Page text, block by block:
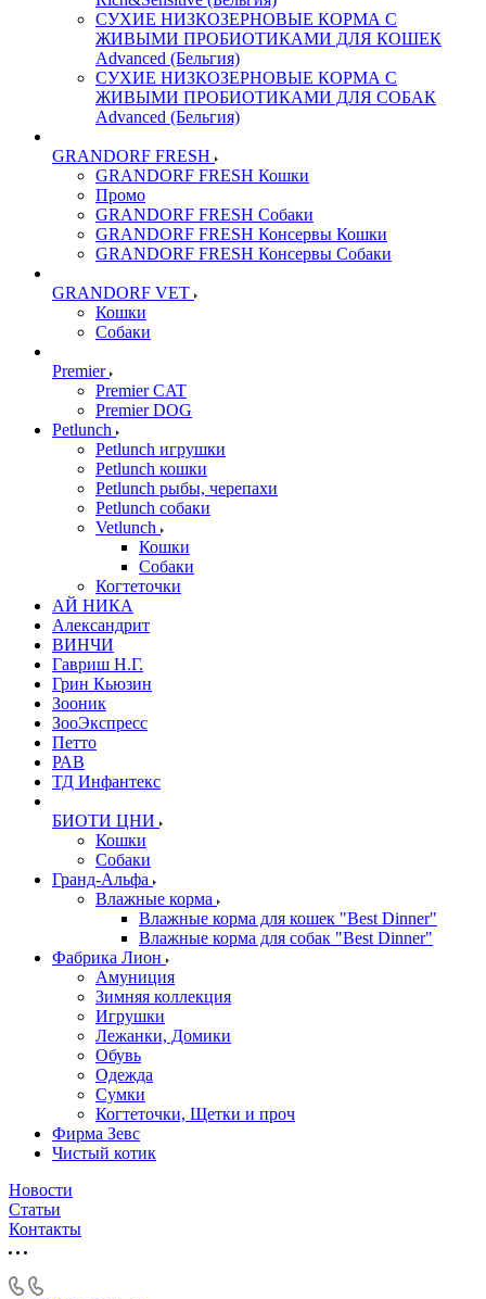
СУХИЕ НИЗКОЗЕРНОВЫЕ КОРМА С
ЖИВЫМИ ПРОБИОТИКАМИ ДЛЯ КОШЕК
Advanced (Бельгия)
СУХИЕ НИЗКОЗЕРНОВЫЕ КОРМА С
ЖИВЫМИ ПРОБИОТИКАМИ ДЛЯ СОБАК
Advanced (Бельгия)
GRANDORF FRESH
GRANDORF FRESH Кошки
Промо
GRANDORF FRESH Собаки
GRANDORF FRESH Консервы Кошки
GRANDORF FRESH Консервы Собаки
GRANDORF VET
Кошки
Собаки
Premier
Premier CAT
Premier DOG
Petlunch
Petlunch игрушки
Petlunch кошки
Petlunch рыбы, черепахи
Petlunch собаки
Vetlunch
Кошки
Собаки
Когтеточки
АЙ НИКА
Александрит
ВИНЧИ
Гавриш Н.Г.
Грин Кьюзин
Зооник
ЗооЭкспресс
Петто
РАВ
ТД Инфантекс
БИОТИ ЦНИ
Кошки
Собаки
Гранд-Альфа
Влажные корма
Влажные корма для кошек "Best Dinner"
Влажные корма для собак "Best Dinner"
Фабрика Лион
Амуниция
Зимняя коллекция
Игрушки
Лежанки, Домики
Обувь
Одежда
Сумки
Когтеточки, Щетки и проч
Фирма Зевс
Чистый котик
Новости
Статьи
Контакты